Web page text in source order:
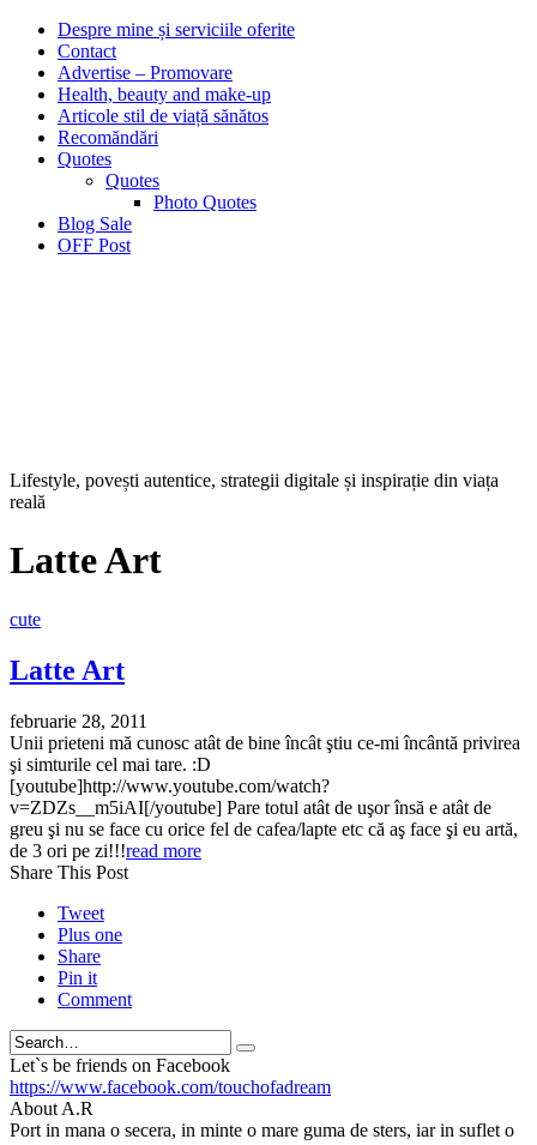
Despre mine și serviciile oferite
Contact
Advertise – Promovare
Health, beauty and make-up
Articole stil de viață sănătos
Recomăndări
Quotes
Quotes
Photo Quotes
Blog Sale
OFF Post
Lifestyle, povești autentice, strategii digitale și inspirație din viața
reală
Latte Art
cute
Latte Art
februarie 28, 2011
Unii prieteni mă cunosc atât de bine încât ştiu ce-mi încântă privirea
şi simturile cel mai tare. :D
[youtube]http://www.youtube.com/watch?
v=ZDZs__m5iAI[/youtube] Pare totul atât de uşor însă e atât de
greu şi nu se face cu orice fel de cafea/lapte etc că aş face şi eu artă,
de 3 ori pe zi!!!read more
Share This Post
Tweet
Plus one
Share
Pin it
Comment
Search
Let`s be friends on Facebook
https://www.facebook.com/touchofadream
About A.R
Port in mana o secera, in minte o mare guma de sters, iar in suflet o